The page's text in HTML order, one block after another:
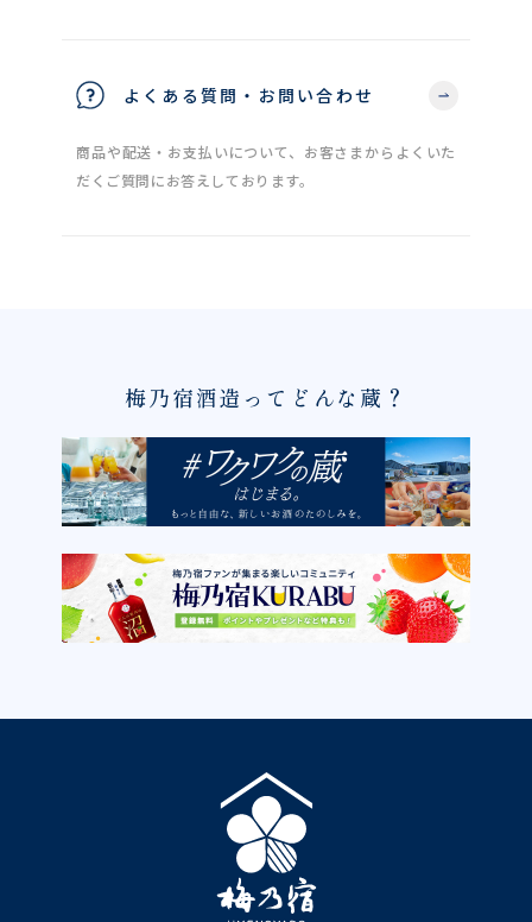
よくある質問・お問い合わせ
商品や配送・お支払いについて、お客さまからよくいた
だくご質問にお答えしております。
梅乃宿酒造ってどんな蔵？